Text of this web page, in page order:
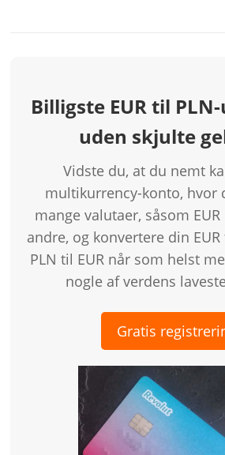
Billigste EUR til
uden skjulte
Vidste du, at du nemt
multikurrency-konto, hvor
mange valutaer, såsom
andre, og konvertere din
PLN til EUR når som helst
nogle af verdens
Gratis